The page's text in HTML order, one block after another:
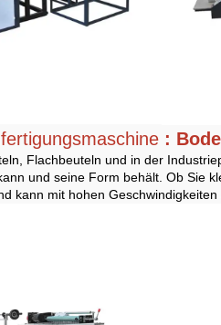
:
Flachbeuteln und in der
und seine Form behält. Ob Sie
kann mit hohen